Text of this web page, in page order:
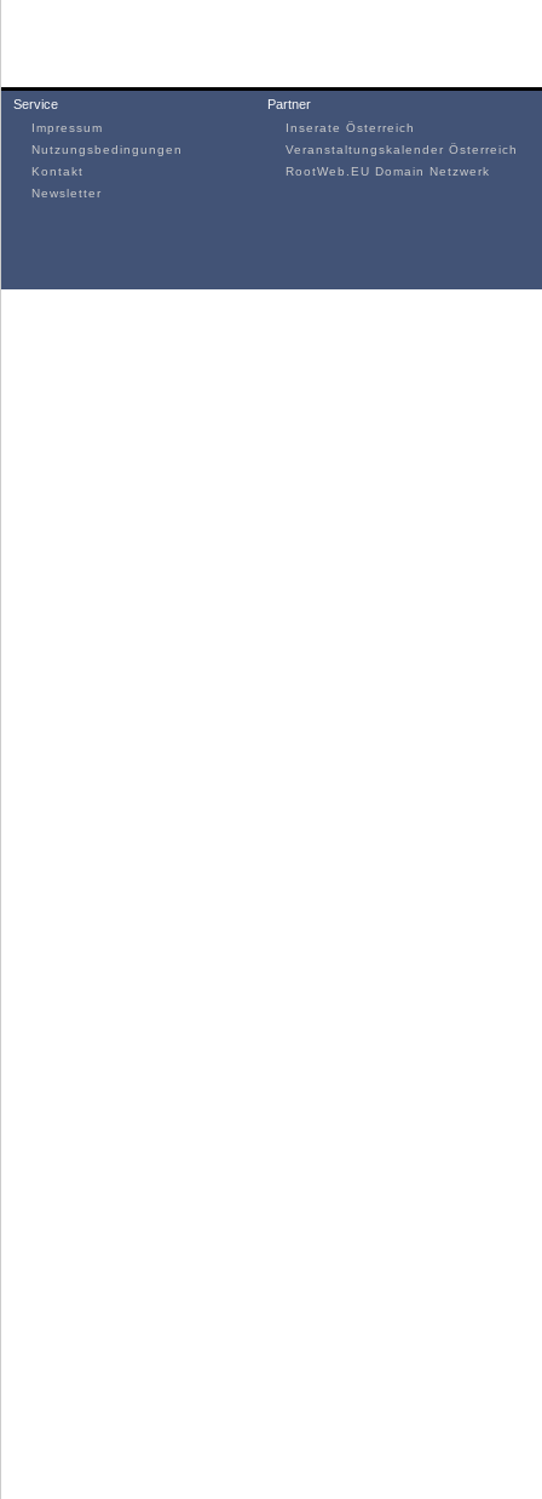
Service
Impressum
Nutzungsbedingungen
Kontakt
Newsletter
Partner
Inserate Österreich
Veranstaltungskalender Österreich
RootWeb.EU Domain Netzwerk